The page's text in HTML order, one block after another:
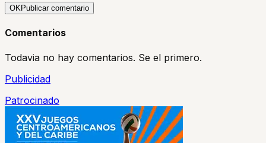
OKPublicar comentario
Comentarios
Todavia no hay comentarios. Se el primero.
Publicidad
Patrocinado